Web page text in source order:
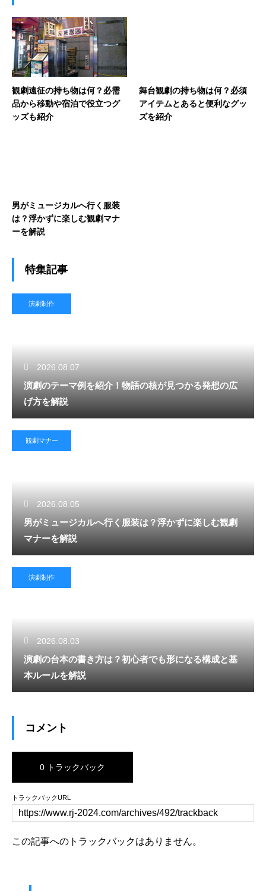
観劇遠征の持ち物は何？必需
品から移動や宿泊で役立つグ
ッズも紹介
舞台観劇の持ち物は何？必須
アイテムとあると便利なグッ
ズを紹介
男がミュージカルへ行く服装
は？浮かずに楽しむ観劇マナ
ーを解説
特集記事
演劇制作
2026.08.07
演劇のテーマ例を紹介！物語の核が見つかる発想の広
げ方を解説
観劇マナー
2026.08.05
男がミュージカルへ行く服装は？浮かずに楽しむ観劇
マナーを解説
演劇制作
2026.08.03
演劇の台本の書き方は？初心者でも形になる構成と基
本ルールを解説
コメント
0 トラックバック
トラックバックURL
この記事へのトラックバックはありません。